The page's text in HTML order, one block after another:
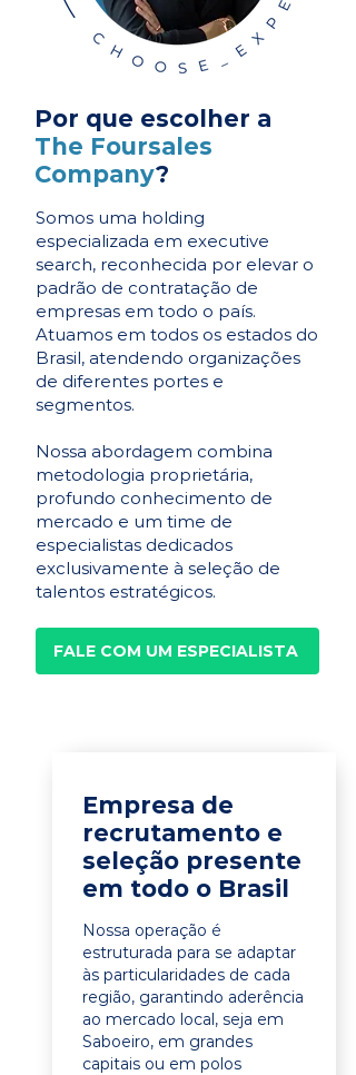
Por que escolher a
The Foursales
Company?
Somos uma holding
especializada em executive
search, reconhecida por elevar o
padrão de contratação de
empresas em todo o país.
Atuamos em todos os estados do
Brasil, atendendo organizações
de diferentes portes e
segmentos.
Nossa abordagem combina
metodologia proprietária,
profundo conhecimento de
mercado e um time de
especialistas dedicados
exclusivamente à seleção de
talentos estratégicos.
FALE COM UM ESPECIALISTA
Empresa de
recrutamento e
seleção presente
em todo o Brasil
Nossa operação é
estruturada para se adaptar
às particularidades de cada
região, garantindo aderência
ao mercado local, seja em
Saboeiro, em grandes
capitais ou em polos